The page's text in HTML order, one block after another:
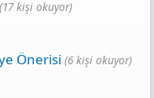
(17 kişi okuyor)
Önerisi (6 kişi okuyor)